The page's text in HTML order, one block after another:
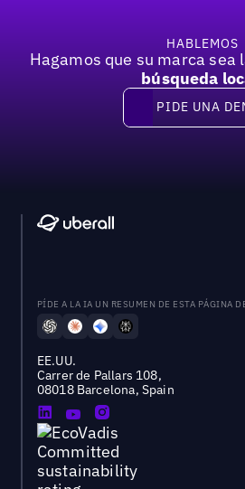
HABLEMOS
Hagamos que su marca sea
búsqueda
Pide una demo
PIDE UNA
PÍDE A LA IA UN RESUMEN DE ESTA PÁGINA
EE.UU.
Carrer de Pallars 108,
08018 Barcelona, Spain